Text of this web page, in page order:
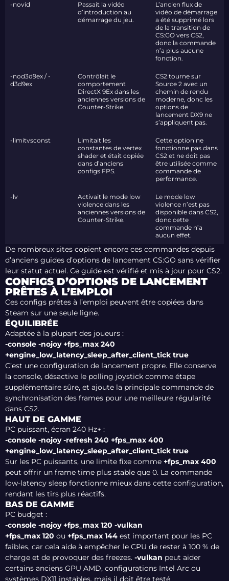
-novid
Passait la vidéo
d’introduction au
démarrage du jeu.
L’ancien flux de
vidéo de démarrage
a été supprimé lors
de la transition de
CS:GO vers CS2,
donc la commande
n’a plus aucune
fonction.
-nod3d9ex / -
d3d9ex
Contrôlait le
comportement
DirectX 9Ex dans les
anciennes versions de
Counter-Strike.
CS2 tourne sur
Source 2 avec un
chemin de rendu
moderne, donc les
options de
lancement DX9 ne
s’appliquent pas.
-limitvsconst
Limitait les
constantes de vertex
shader et était copiée
dans d’anciens
configs FPS.
Cette option ne
fonctionne pas dans
CS2 et ne doit pas
être utilisée comme
commande de
performance.
-lv
Activait le mode low
violence dans les
anciennes versions de
Counter-Strike.
Le mode low
violence n’est pas
disponible dans CS2,
donc cette
commande n’a
aucun effet.
De nombreux sites copient encore ces commandes depuis
d’anciens guides d’options de lancement CS:GO sans vérifier
leur statut actuel. Ce guide est vérifié et mis à jour pour CS2.
CONFIGS D’OPTIONS DE LANCEMENT
PRÊTES À L’EMPLOI
Ces configs prêtes à l’emploi peuvent être copiées dans
Steam sur une seule ligne.
ÉQUILIBRÉE
Adaptée à la plupart des joueurs :
-console -nojoy +fps_max 240
+engine_low_latency_sleep_after_client_tick true
C’est une configuration de lancement propre. Elle conserve
la console, désactive le polling joystick comme étape
supplémentaire sûre, et ajoute la principale commande de
synchronisation des frames pour une meilleure régularité
dans CS2.
HAUT DE GAMME
PC puissant, écran 240 Hz+ :
-console -nojoy -refresh 240 +fps_max 400
+engine_low_latency_sleep_after_client_tick true
Sur les PC puissants, une limite fixe comme +fps_max 400
peut offrir un frame time plus stable que 0. La commande
low-latency sleep fonctionne mieux dans cette configuration,
rendant les tirs plus réactifs.
BAS DE GAMME
PC budget :
-console -nojoy +fps_max 120 -vulkan
+fps_max 120 ou +fps_max 144 est important pour les PC
faibles, car cela aide à empêcher le CPU de rester à 100 % de
charge et de provoquer des freezes. -vulkan peut aider
certains anciens GPU AMD, configurations Intel Arc ou
systèmes DX11 instables, mais il doit être testé